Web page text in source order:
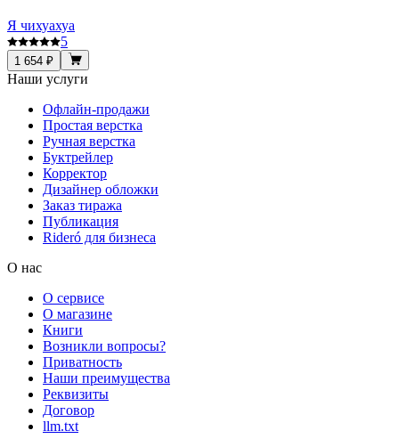
Я чихуахуа
5
1 654 ₽
Наши услуги
Офлайн-продажи
Простая верстка
Ручная верстка
Буктрейлер
Корректор
Дизайнер обложки
Заказ тиража
Публикация
Rideró для бизнеса
О нас
О сервисе
О магазине
Книги
Возникли вопросы?
Приватность
Наши преимущества
Реквизиты
Договор
llm.txt